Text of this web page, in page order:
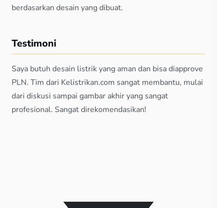
berdasarkan desain yang dibuat.
Testimoni
Saya butuh desain listrik yang aman dan bisa diapprove
PLN. Tim dari Kelistrikan.com sangat membantu, mulai
dari diskusi sampai gambar akhir yang sangat
profesional. Sangat direkomendasikan!